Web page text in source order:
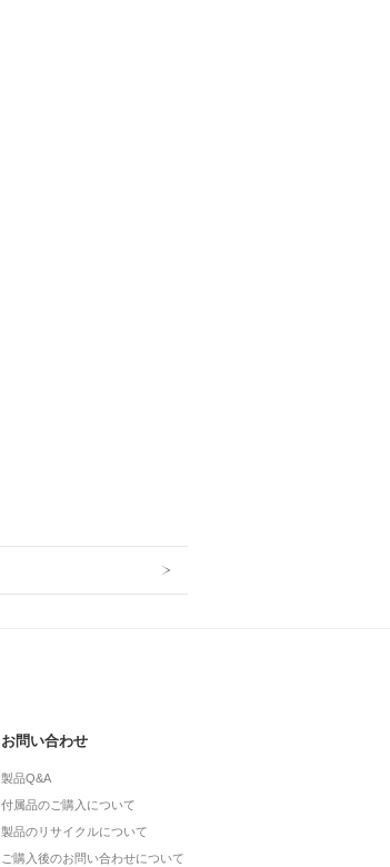
お問い合わせ
製品Q&A
付属品のご購入について
製品のリサイクルについて
ご購入後のお問い合わせについて